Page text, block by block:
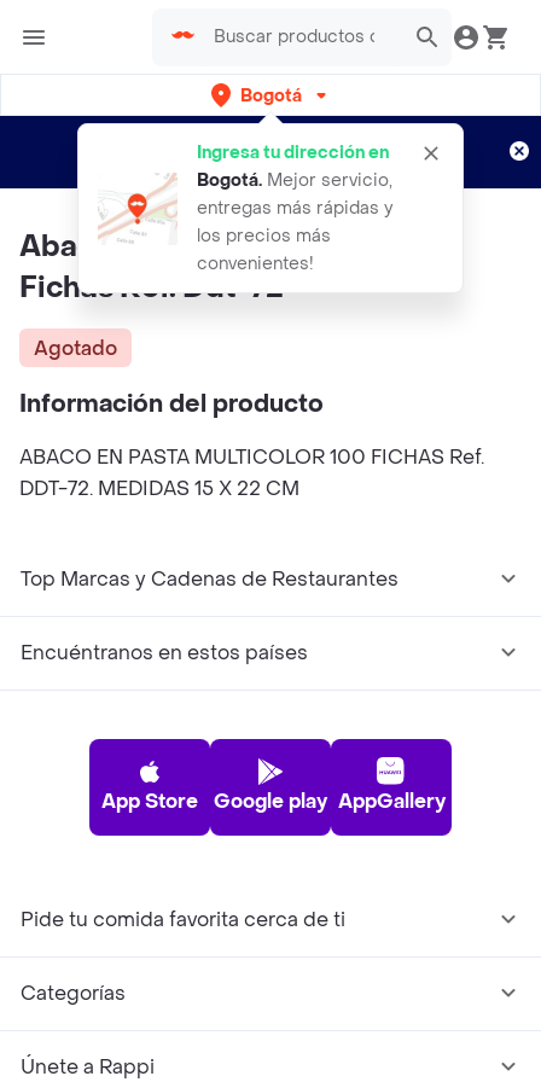
Bogotá
Ingresa tu dirección en
Bogotá. Mejor servicio,
entregas más rápidas y
los precios más
convenientes!
envíos gratis por semanas
Aplican TyC
Abaco En Pasta Multicolor 100
Fichas Ref. Ddt-72
Agotado
Información del producto
ABACO EN PASTA MULTICOLOR 100 FICHAS Ref.
DDT-72. MEDIDAS 15 X 22 CM
Top Marcas y Cadenas de Restaurantes
Encuéntranos en estos países
App Store Google play AppGallery
Pide tu comida favorita cerca de ti
Categorías
Únete a Rappi